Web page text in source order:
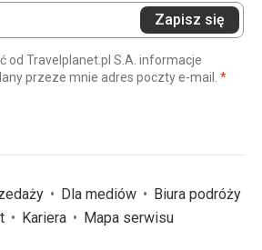
Zapisz się
od Travelplanet.pl S.A. informacje
przeze mnie adres poczty e-mail. *
Dla mediów
Biura podróży
Kariera Mapa serwisu